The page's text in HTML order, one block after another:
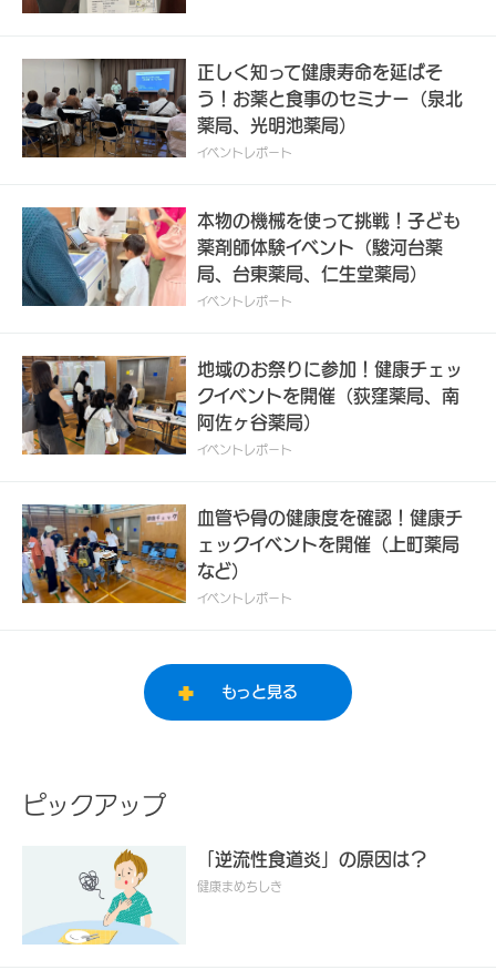
イズ、栄養補助食品の試食など）参加人数：6名
正しく知って健康寿命を延ばそ
う！お薬と食事のセミナー（泉北
薬局、光明池薬局）
イベントレポート
本物の機械を使って挑戦！子ども
薬剤師体験イベント（駿河台薬
局、台東薬局、仁生堂薬局）
イベントレポート
地域のお祭りに参加！健康チェッ
クイベントを開催（荻窪薬局、南
阿佐ヶ谷薬局）
イベントレポート
血管や骨の健康度を確認！健康チ
ェックイベントを開催（上町薬局
など）
イベントレポート
もっと見る
ピックアップ
「逆流性食道炎」の原因は？
健康まめちしき